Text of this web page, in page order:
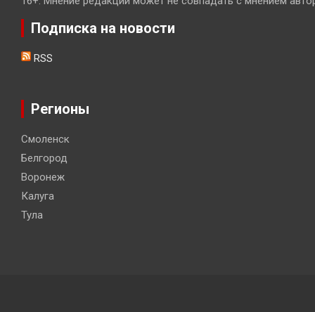
Подписка на новости
RSS
Регионы
Смоленск
Белгород
Воронеж
Калуга
Тула